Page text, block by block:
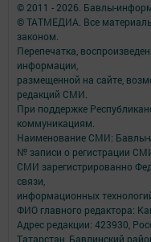
© 2011 - 2026. Бавлы-
© ТАТМЕДИА. Все
законом.
Перепечатка,
информации,
размещенной на сайте,
редакций СМИ.
При поддержке
коммуникациям.
Наименование СМИ:
№ записи о регистрации
СМИ зарегистрированно
связи,
информационных
ФИО главного редактора:
Адрес редакции: 423930,
Татарстан, Бавлинский